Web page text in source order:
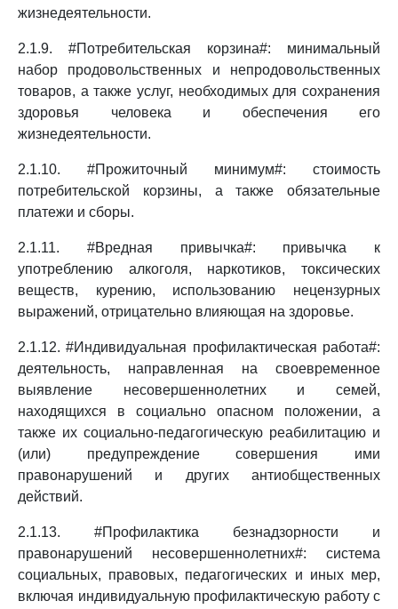
жизнедеятельности.
2.1.9. #Потребительская корзина#: минимальный
набор продовольственных и непродовольственных
товаров, а также услуг, необходимых для сохранения
здоровья человека и обеспечения его
жизнедеятельности.
2.1.10. #Прожиточный минимум#: стоимость
потребительской корзины, а также обязательные
платежи и сборы.
2.1.11. #Вредная привычка#: привычка к
употреблению алкоголя, наркотиков, токсических
веществ, курению, использованию нецензурных
выражений, отрицательно влияющая на здоровье.
2.1.12. #Индивидуальная профилактическая работа#:
деятельность, направленная на своевременное
выявление несовершеннолетних и семей,
находящихся в социально опасном положении, а
также их социально-педагогическую реабилитацию и
(или) предупреждение совершения ими
правонарушений и других антиобщественных
действий.
2.1.13. #Профилактика безнадзорности и
правонарушений несовершеннолетних#: система
социальных, правовых, педагогических и иных мер,
включая индивидуальную профилактическую работу с